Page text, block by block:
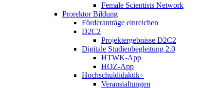
Female Scientists Network
Prorektor Bildung
Förderanträge einreichen
D2C2
Projektergebnisse D2C2
Digitale Studienbegleitung 2.0
HTWK-App
HOZ-App
Hochschuldidaktik+
Veranstaltungen